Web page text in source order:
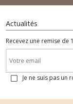
Actualités
Recevez une remise de
Je ne suis pas un